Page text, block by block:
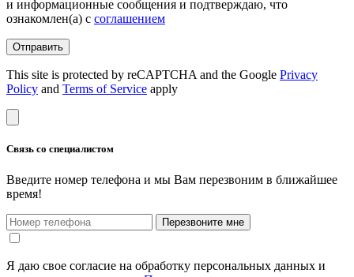
и информационные сообщения и подтверждаю, что
ознакомлен(а) с соглашением
Отправить
This site is protected by reCAPTCHA and the Google Privacy
Policy and Terms of Service apply
Связь со специалистом
Введите номер телефона и мы Вам перезвоним в ближайшее
время!
Перезвоните мне
Я даю свое согласие на обработку персональных данных и